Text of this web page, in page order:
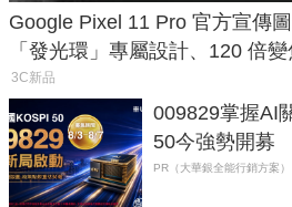
Google Pixel 11 Pro 官方宣傳
「發光環」專屬設計、120 倍
3C新品
009829掌握AI
50今強勢開募
PR（大華銀全能行銷方案）